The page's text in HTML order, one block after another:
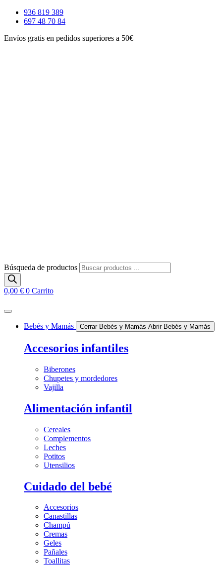
936 819 389
697 48 70 84
Envíos gratis en pedidos superiores a 50€
Búsqueda de productos
0,00 € 0 Carrito
Bebés y Mamás Cerrar Bebés y Mamás Abrir Bebés y Mamás
Accesorios infantiles
Biberones
Chupetes y mordedores
Vajilla
Alimentación infantil
Cereales
Complementos
Leches
Potitos
Utensilios
Cuidado del bebé
Accesorios
Canastillas
Champú
Cremas
Geles
Pañales
Toallitas